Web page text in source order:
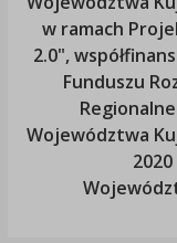
w ramach
2.0",
Funduszu
Województwa